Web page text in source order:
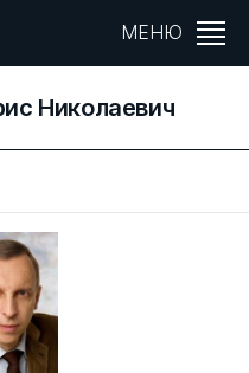
МЕНЮ
Николаевич